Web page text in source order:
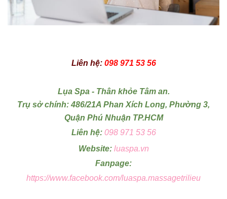
Liên hệ: 098 971 53 56
Lụa Spa - Thân khỏe Tâm an.
Trụ sở chính: 486/21A Phan Xích Long, Phường 3,
Quận Phú Nhuận TP.HCM
Liên hệ: 098 971 53 56
Website: luaspa.vn
Fanpage:
https://www.facebook.com/luaspa.massagetrilieu